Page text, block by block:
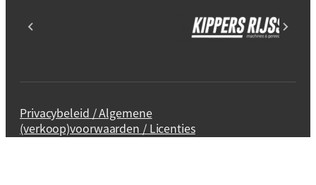
Privacybeleid / Algemene
(verkoop)voorwaarden / Licenties